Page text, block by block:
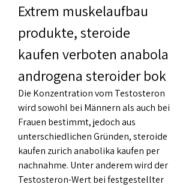
Extrem muskelaufbau
produkte, steroide
kaufen verboten anabola
androgena steroider bok
Die Konzentration vom Testosteron
wird sowohl bei Männern als auch bei
Frauen bestimmt, jedoch aus
unterschiedlichen Gründen, steroide
kaufen zurich anabolika kaufen per
nachnahme. Unter anderem wird der
Testosteron-Wert bei festgestellter